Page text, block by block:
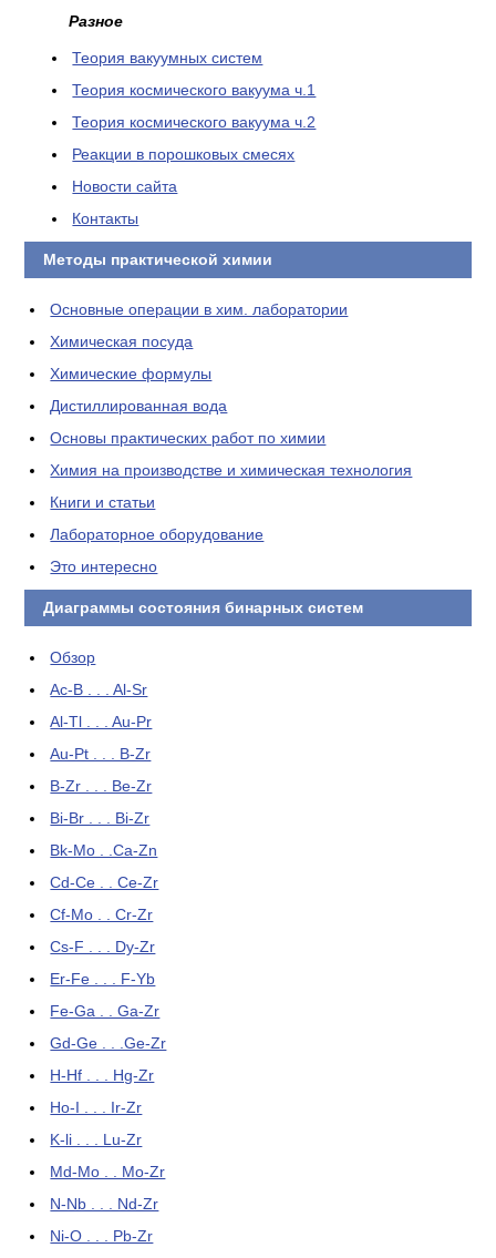
Разное
Теория вакуумных систем
Теория космического вакуума ч.1
Теория космического вакуума ч.2
Реакции в порошковых смесях
Новости сайта
Контакты
Методы практической химии
Основные операции в хим. лаборатории
Химическая посуда
Химические формулы
Дистиллированная вода
Основы практических работ по химии
Химия на производстве и химическая технология
Книги и статьи
Лабораторное оборудование
Это интересно
Диаграммы состояния бинарных систем
Обзор
Ac-B . . . Al-Sr
Al-Tl . . . Au-Pr
Au-Pt . . . B-Zr
B-Zr . . . Be-Zr
Bi-Br . . . Bi-Zr
Bk-Mo . .Ca-Zn
Cd-Ce . . Ce-Zr
Cf-Mo . . Cr-Zr
Cs-F . . . Dy-Zr
Er-Fe . . . F-Yb
Fe-Ga . . Ga-Zr
Gd-Ge . . .Ge-Zr
H-Hf . . . Hg-Zr
Ho-I . . . Ir-Zr
K-li . . . Lu-Zr
Md-Mo . . Mo-Zr
N-Nb . . . Nd-Zr
Ni-O . . . Pb-Zr